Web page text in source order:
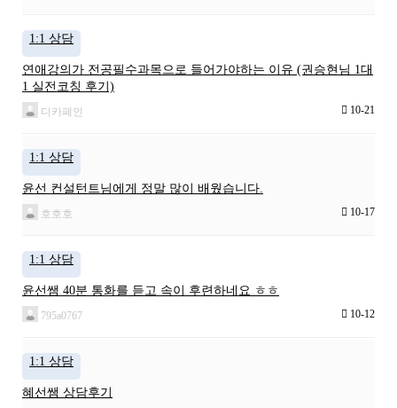
1:1 상담
연애강의가 전공필수과목으로 들어가야하는 이유 (권승현님 1대
1 실전코칭 후기)
디카페인 10-21
1:1 상담
윤선 컨설턴트님에게 정말 많이 배웠습니다.
호호호 10-17
1:1 상담
윤선쌤 40분 통화를 듣고 속이 후련하네요 ㅎㅎ
795a0767 10-12
1:1 상담
혜선쌤 상담후기